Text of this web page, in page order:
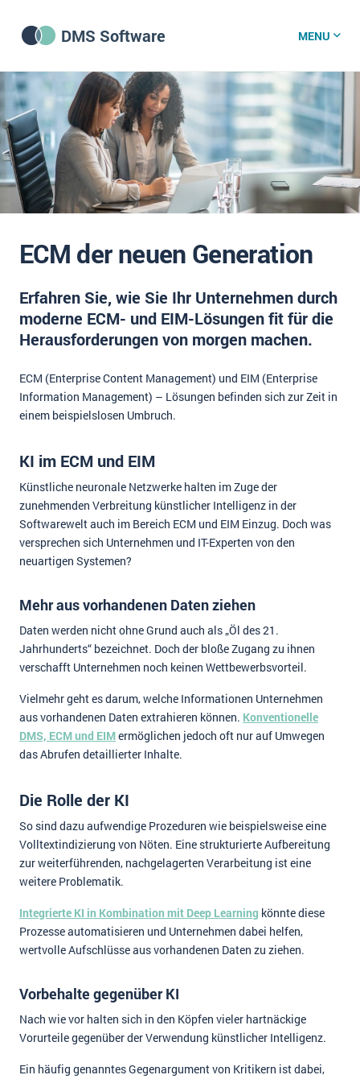
DMS Software
DMS Software
DMS Wissenszentrum
DMS News
Was ist DMS?
Offene Stellen bei CRM-Lieferanten
Über uns
Impressum
Kontakt
MENU
ECM der neuen Generation
Erfahren Sie, wie Sie Ihr Unternehmen durch
moderne ECM- und EIM-Lösungen fit für die
Herausforderungen von morgen machen.
ECM (Enterprise Content Management) und EIM (Enterprise
Information Management) – Lösungen befinden sich zur Zeit in
einem beispielslosen Umbruch.
KI im ECM und EIM
Künstliche neuronale Netzwerke halten im Zuge der
zunehmenden Verbreitung künstlicher Intelligenz in der
Softwarewelt auch im Bereich ECM und EIM Einzug. Doch was
versprechen sich Unternehmen und IT-Experten von den
neuartigen Systemen?
Mehr aus vorhandenen Daten ziehen
Daten werden nicht ohne Grund auch als „Öl des 21.
Jahrhunderts“ bezeichnet. Doch der bloße Zugang zu ihnen
verschafft Unternehmen noch keinen Wettbewerbsvorteil.
Vielmehr geht es darum, welche Informationen Unternehmen
aus vorhandenen Daten extrahieren können. Konventionelle
DMS, ECM und EIMermöglichen jedoch oft nur auf Umwegen
das Abrufen detaillierter Inhalte.
Die Rolle der KI
So sind dazu aufwendige Prozeduren wie beispielsweise eine
Volltextindizierung von Nöten. Eine strukturierte Aufbereitung
zur weiterführenden, nachgelagerten Verarbeitung ist eine
weitere Problematik.
Integrierte KI in Kombination mit Deep Learning könnte diese
Prozesse automatisieren und Unternehmen dabei helfen,
wertvolle Aufschlüsse aus vorhandenen Daten zu ziehen.
Vorbehalte gegenüber KI
Nach wie vor halten sich in den Köpfen vieler hartnäckige
Vorurteile gegenüber der Verwendung künstlicher Intelligenz.
Ein häufig genanntes Gegenargument von Kritikern ist dabei,